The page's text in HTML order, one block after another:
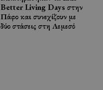
Better Living Days στην
Πάφο και συνεχίζουν με
δύο στάσεις στη Λεμεσό